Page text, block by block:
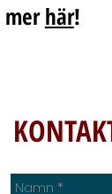
merhär!